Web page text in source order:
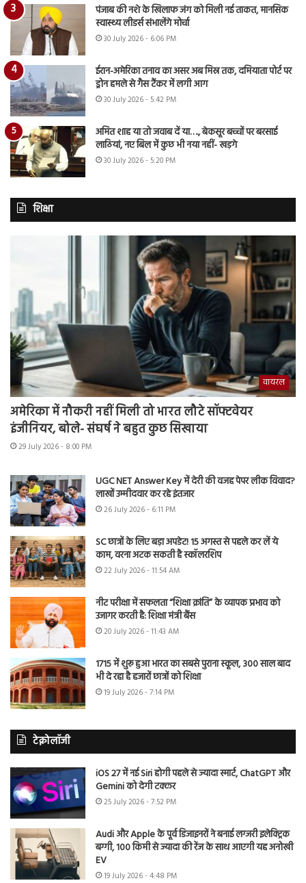
पंजाब की नशे के खिलाफ जंग को मिली नई ताकत, मानसिक
स्वास्थ्य लीडर्स संभालेंगे मोर्चा
30 July 2026 - 6:06 PM
ईरान-अमेरिका तनाव का असर अब मिस्र तक, दमियाता पोर्ट पर
ड्रोन हमले से गैस टैंकर में लगी आग
30 July 2026 - 5:42 PM
अमित शाह या तो जवाब दें या…., बेकसूर बच्चों पर बरसाई
लाठियां, नए बिल में कुछ भी नया नहीं- खड़गे
30 July 2026 - 5:20 PM
शिक्षा
वायरल
अमेरिका में नौकरी नहीं मिली तो भारत लौटे सॉफ्टवेयर
इंजीनियर, बोले- संघर्ष ने बहुत कुछ सिखाया
29 July 2026 - 8:00 PM
UGC NET Answer Key में देरी की वजह पेपर लीक विवाद?
लाखों उम्मीदवार कर रहे इंतजार
26 July 2026 - 6:11 PM
SC छात्रों के लिए बड़ा अपडेट! 15 अगस्त से पहले कर लें ये
काम, वरना अटक सकती है स्कॉलरशिप
22 July 2026 - 11:54 AM
नीट परीक्षा में सफलता “शिक्षा क्रांति” के व्यापक प्रभाव को
उजागर करती है: शिक्षा मंत्री बैंस
20 July 2026 - 11:43 AM
1715 में शुरू हुआ भारत का सबसे पुराना स्कूल, 300 साल बाद
भी दे रहा है हजारों छात्रों को शिक्षा
19 July 2026 - 7:14 PM
टेक्नोलॉजी
iOS 27 में नई Siri होगी पहले से ज्यादा स्मार्ट, ChatGPT और
Gemini को देगी टक्कर
25 July 2026 - 7:52 PM
Audi और Apple के पूर्व डिजाइनरों ने बनाई लग्जरी इलेक्ट्रिक
बग्गी, 100 किमी से ज्यादा की रेंज के साथ आएगी यह अनोखी
EV
19 July 2026 - 4:48 PM